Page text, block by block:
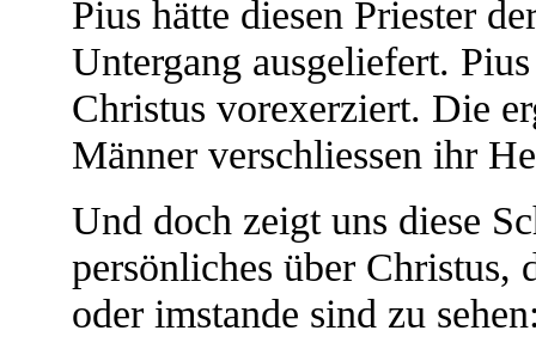
Pius hätte diesen Priester
Untergang ausgeliefert.
Christus vorexerziert. Die
Männer verschliessen ihr
Und doch zeigt uns diese
persönliches über Christus,
oder imstande sind zu